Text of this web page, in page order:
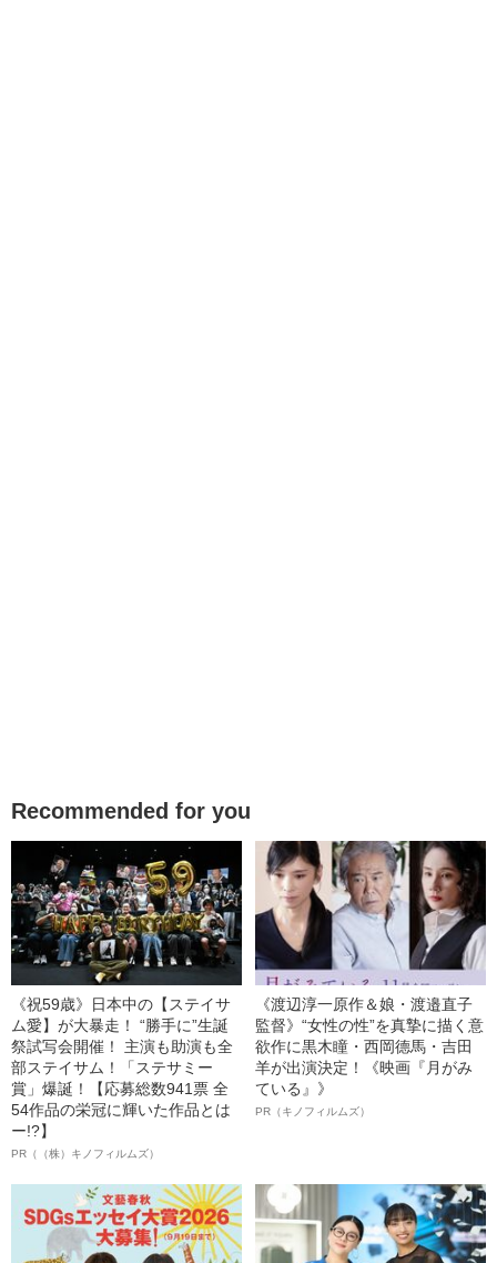
Recommended for you
《祝59歳》日本中の【ステイサ
ム愛】が大暴走！ “勝手に”生誕
祭試写会開催！ 主演も助演も全
部ステイサム！「ステサミー
賞」爆誕！【応募総数941票 全
54作品の栄冠に輝いた作品とは
ー!?】
PR（（株）キノフィルムズ）
《渡辺淳一原作＆娘・渡邉直子
監督》“女性の性”を真摯に描く意
欲作に黒木瞳・西岡德馬・吉田
羊が出演決定！《映画『月がみ
ている』》
PR（キノフィルムズ）